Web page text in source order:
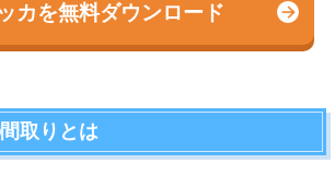
カを無料ダウンロード
取りとは